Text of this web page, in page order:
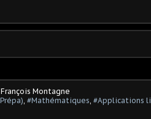
Montagne
#Mathématiques #Applications